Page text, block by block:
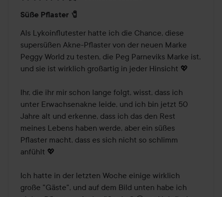
4
von
5
Süße Pflaster 🧷
Als Lykoinflutester hatte ich die Chance, diese
supersüßen Akne-Pflaster von der neuen Marke
Peggy World zu testen, die Peg Parneviks Marke ist,
und sie ist wirklich großartig in jeder Hinsicht 💖
Ihr, die ihr mir schon lange folgt, wisst, dass ich
unter Erwachsenakne leide, und ich bin jetzt 50
Jahre alt und erkenne, dass ich das den Rest
meines Lebens haben werde, aber ein süßes
Pflaster macht, dass es sich nicht so schlimm
anfühlt 💖
Ich hatte in der letzten Woche einige wirklich
große "Gäste", und auf dem Bild unten habe ich